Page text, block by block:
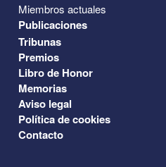
Miembros actuales
Publicaciones
Tribunas
Premios
Libro de Honor
Memorias
Aviso legal
Política de cookies
Contacto